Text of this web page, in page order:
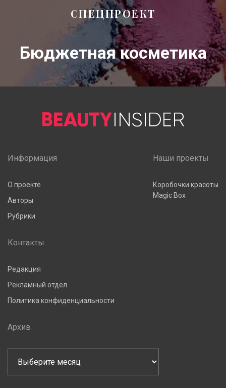
СПЕЦПРОЕКТ
Бюджетная косметика
Информация
О проекте
Авторы
Рубрики
Наши проекты
Коробочки красоты
Magic Box
Контакты
Редакция
Рекламный отдел
Политика конфиденциальности
Архив